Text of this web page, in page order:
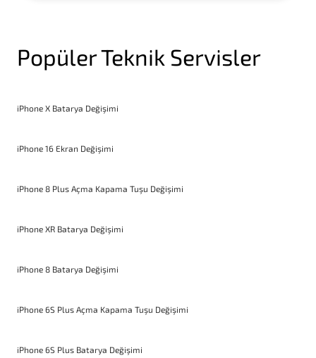
Popüler Teknik Servisler
iPhone X Batarya Değişimi
iPhone 16 Ekran Değişimi
iPhone 8 Plus Açma Kapama Tuşu Değişimi
iPhone XR Batarya Değişimi
iPhone 8 Batarya Değişimi
iPhone 6S Plus Açma Kapama Tuşu Değişimi
iPhone 6S Plus Batarya Değişimi